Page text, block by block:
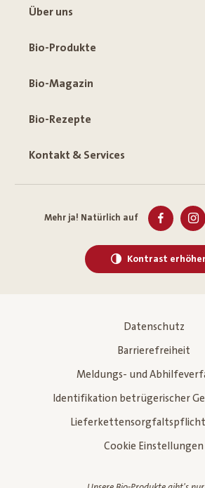
Über uns
Bio-Produkte
Bio-Magazin
Bio-Rezepte
Kontakt & Services
Mehr ja! Natürlich auf
Kontrast
Datenschutz
Barrierefreiheit
Meldungs- und
Identifikation betrügerischer
Cookie Einstellungen